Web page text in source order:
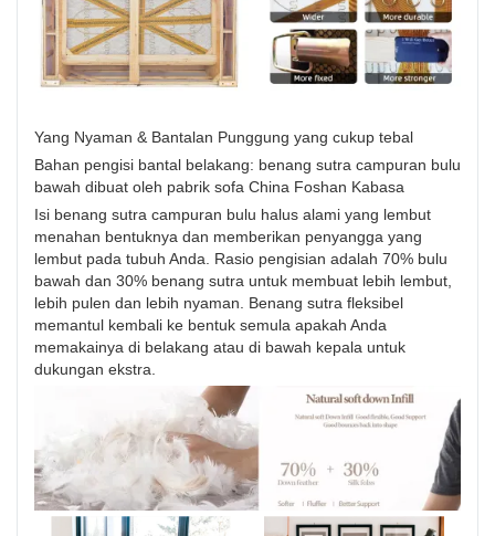
Yang Nyaman & Bantalan Punggung yang cukup tebal
Bahan pengisi bantal belakang: benang sutra campuran bulu
bawah dibuat oleh pabrik sofa China Foshan Kabasa
Isi benang sutra campuran bulu halus alami yang lembut
menahan bentuknya dan memberikan penyangga yang
lembut pada tubuh Anda. Rasio pengisian adalah 70% bulu
bawah dan 30% benang sutra untuk membuat lebih lembut,
lebih pulen dan lebih nyaman. Benang sutra fleksibel
memantul kembali ke bentuk semula apakah Anda
memakainya di belakang atau di bawah kepala untuk
dukungan ekstra.